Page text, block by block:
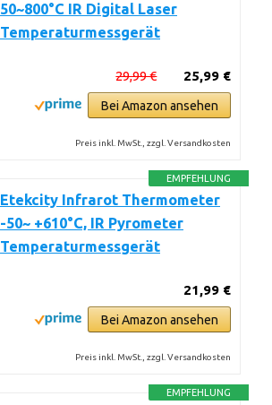
50~800°C IR Digital Laser
Temperaturmessgerät
25,99 €
29,99 €
Bei Amazon ansehen
Preis inkl. MwSt., zzgl. Versandkosten
EMPFEHLUNG
Etekcity Infrarot Thermometer
-50~ +610°C, IR Pyrometer
Temperaturmessgerät
21,99 €
Bei Amazon ansehen
Preis inkl. MwSt., zzgl. Versandkosten
EMPFEHLUNG